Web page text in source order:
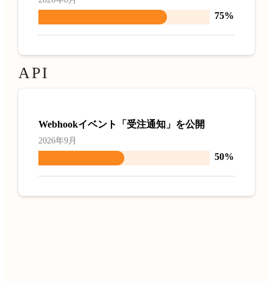
75%
API
Webhookイベント「受注通知」を公開
2026年9月
50%